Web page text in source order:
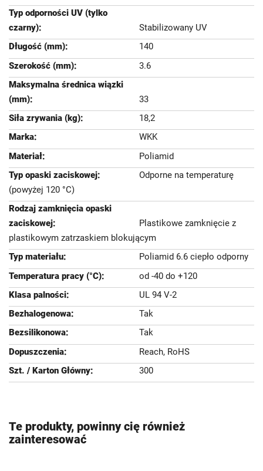
Stabilizowany UV
140
3.6
33
18,2
WKK
Poliamid
Odporne na temperaturę
(powyżej 120 °C)
Plastikowe zamknięcie z
plastikowym zatrzaskiem blokującym
Poliamid 6.6 ciepło odporny
od -40 do +120
UL 94 V-2
Tak
Tak
Reach, RoHS
300
Te produkty, powinny cię również
zainteresować